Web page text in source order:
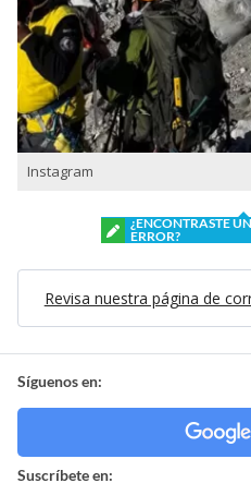
Instagram
¿ENCONTRASTE UN
ERROR?
Revisa nuestra página de
Síguenos en:
Suscríbete en: